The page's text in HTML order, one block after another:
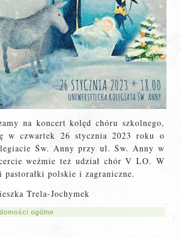
na koncert kolęd chóru szkolnego,
w czwartek 26 stycznia 2023 roku o
Św. Anny przy ul. Św. Anny w
weźmie też udział chór V LO. W
polskie i zagraniczne.
Trela-Jochymek
ogólne